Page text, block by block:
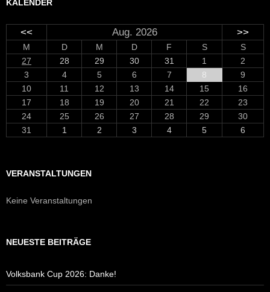
KALENDER
<< Aug. 2026 >>
M D M D F S
S
27
28 29 30 31 1
2
3
4 5 6 7 8
9
10
11 12 13 14 15
16
17
18 19 20 21 22
23
24
25 26 27 28 29
30
31
1 2 3 4 5 6
VERANSTALTUNGEN
Keine Veranstaltungen
NEUESTE BEITRÄGE
Volksbank Cup 2026: Danke!